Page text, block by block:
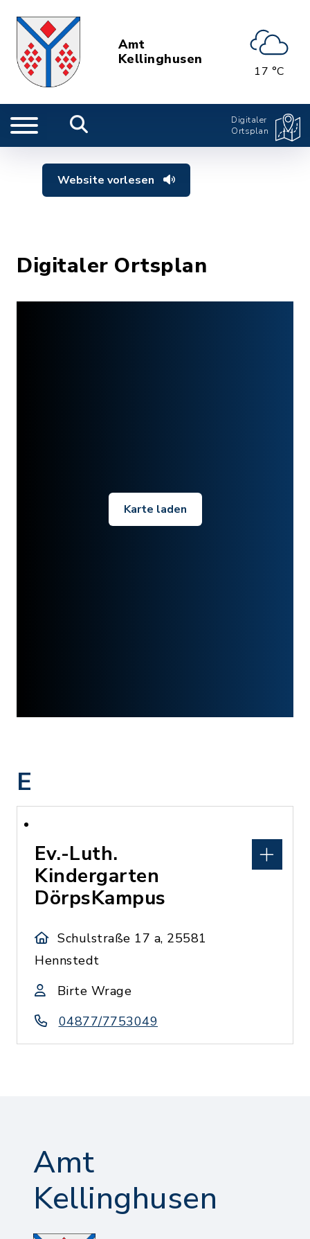
Amt
Kellinghusen
17 °C
Digitaler
Ortsplan
Website vorlesen
Digitaler Ortsplan
Karte laden
E
Ev.-Luth.
Kindergarten
DörpsKampus
Schulstraße 17 a, 25581
Hennstedt
Birte Wrage
04877/7753049
Amt
Kellinghusen